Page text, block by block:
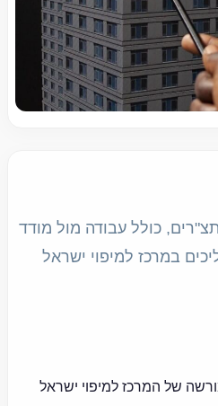
כולל עבודה מול מודד
במרכז למיפוי ישראל
של המרכז למיפוי ישראל